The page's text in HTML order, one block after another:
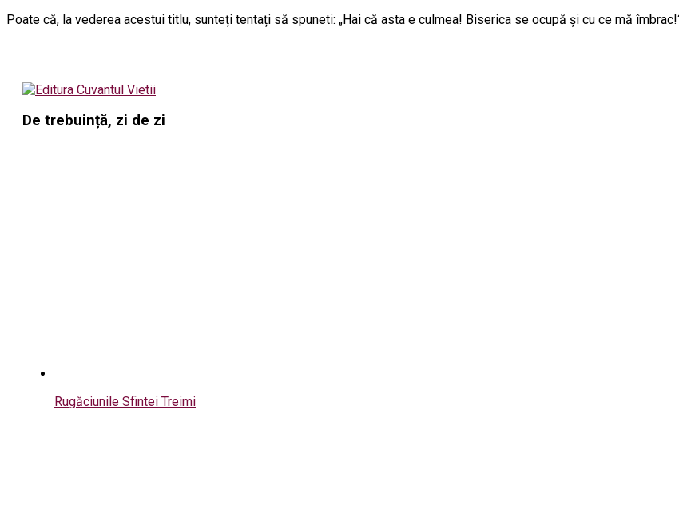
Poate că, la vederea acestui titlu, sunteți tentați să spuneti: „Hai că asta e culmea! Biserica se ocupă și cu ce mă
De trebuință, zi de zi
Rugăciunile Sfintei Treimi